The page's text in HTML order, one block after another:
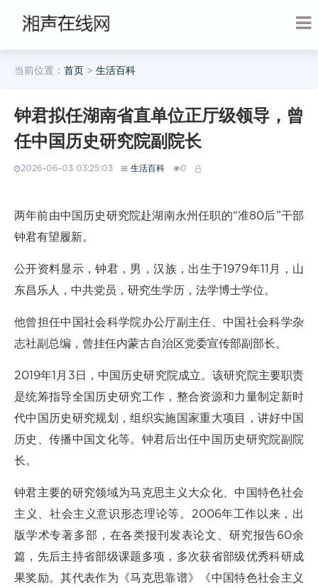
当前位置： 首页 > 生活百科
钟君拟任湖南省直单位正厅级领导，曾
任中国历史研究院副院长
2026-06-03 03:25:03 生活百科 0
两年前由中国历史研究院赴湖南永州任职的“准80后”干部
钟君有望履新。
公开资料显示，钟君，男，汉族，出生于1979年11月，山
东昌乐人，中共党员，研究生学历，法学博士学位。
他曾担任中国社会科学院办公厅副主任、中国社会科学杂
志社副总编，曾挂任内蒙古自治区党委宣传部副部长。
2019年1月3日，中国历史研究院成立。该研究院主要职责
是统筹指导全国历史研究工作，整合资源和力量制定新时
代中国历史研究规划，组织实施国家重大项目，讲好中国
历史、传播中国文化等。钟君后出任中国历史研究院副院
长。
钟君主要的研究领域为马克思主义大众化、中国特色社会
主义、社会主义意识形态理论等。2006年工作以来，出
版学术专著多部，在各类报刊发表论文、研究报告60余
篇，先后主持省部级课题多项，多次获省部级优秀科研成
果奖励。其代表作为《马克思靠谱》《中国特色社会主义